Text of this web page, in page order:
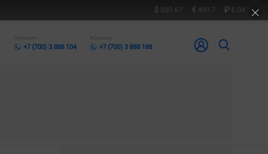
500.67 490.7 6.04
Редакция
+7 (700) 3 888 104
Жарнама
+7 (700) 3 888 188